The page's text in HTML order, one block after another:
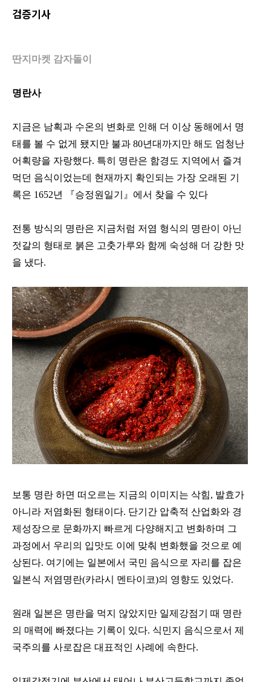
검증기사
딴지마켓 감자돌이
명란사
지금은 남획과 수온의 변화로 인해 더 이상 동해에서 명
태를 볼 수 없게 됐지만 불과 80년대까지만 해도 엄청난
어획량을 자랑했다. 특히 명란은 함경도 지역에서 즐겨
먹던 음식이었는데 현재까지 확인되는 가장 오래된 기
록은 1652년 『승정원일기』에서 찾을 수 있다
전통 방식의 명란은 지금처럼 저염 형식의 명란이 아닌
젓갈의 형태로 붉은 고춧가루와 함께 숙성해 더 강한 맛
을 냈다.
보통 명란 하면 떠오르는 지금의 이미지는 삭힘, 발효가
아니라 저염화된 형태이다. 단기간 압축적 산업화와 경
제성장으로 문화까지 빠르게 다양해지고 변화하며 그
과정에서 우리의 입맛도 이에 맞춰 변화했을 것으로 예
상된다. 여기에는 일본에서 국민 음식으로 자리를 잡은
일본식 저염명란(카라시 멘타이코)의 영향도 있었다.
원래 일본은 명란을 먹지 않았지만 일제강점기 때 명란
의 매력에 빠졌다는 기록이 있다. 식민지 음식으로서 제
국주의를 사로잡은 대표적인 사례에 속한다.